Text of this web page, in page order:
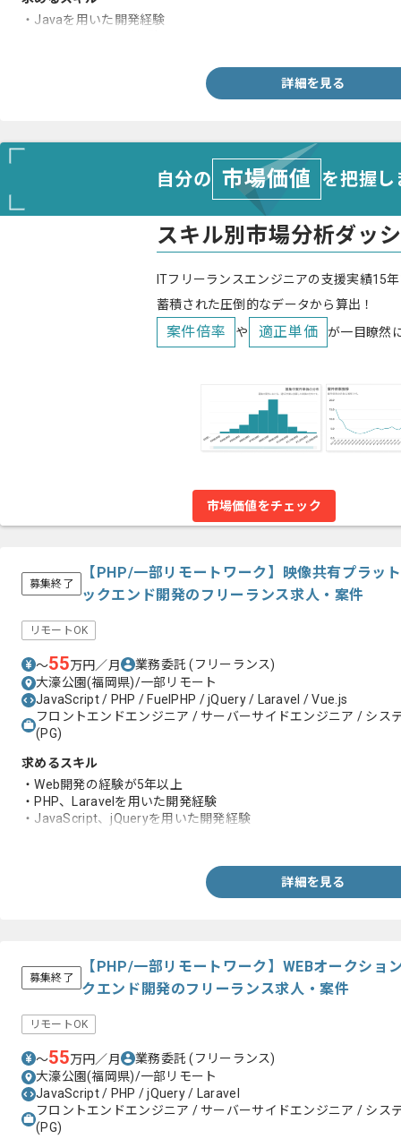
・Javaを用いた開発経験
詳細を見る
自分の 市場価値 を把握
スキル別市場分析ダッ
ITフリーランスエンジニアの支援実績15
蓄積された圧倒的なデータから算出！
案件倍率 や 適正単価 が一目瞭然
市場価値をチェック
募集終了
【PHP/一部リモートワーク】映像共有プラッ
ックエンド開発のフリーランス求人・案件
リモートOK
〜55万円／月 業務委託(フリーランス)
大濠公園(福岡県)/一部リモート
JavaScript / PHP / FuelPHP / jQuery / Laravel / Vue.js
フロントエンドエンジニア / サーバーサイドエンジニア / シス
(PG)
求めるスキル
・Web開発の経験が5年以上
・PHP、Laravelを用いた開発経験
・JavaScript、jQueryを用いた開発経験
詳細を見る
募集終了
【PHP/一部リモートワーク】WEBオークショ
クエンド開発のフリーランス求人・案件
リモートOK
〜55万円／月 業務委託(フリーランス)
大濠公園(福岡県)/一部リモート
JavaScript / PHP / jQuery / Laravel
フロントエンドエンジニア / サーバーサイドエンジニア / シス
(PG)